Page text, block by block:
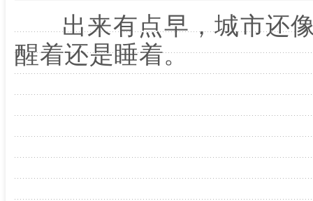
出来有点早，城市还像
醒着还是睡着。